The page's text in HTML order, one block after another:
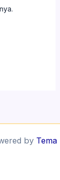
by Tema